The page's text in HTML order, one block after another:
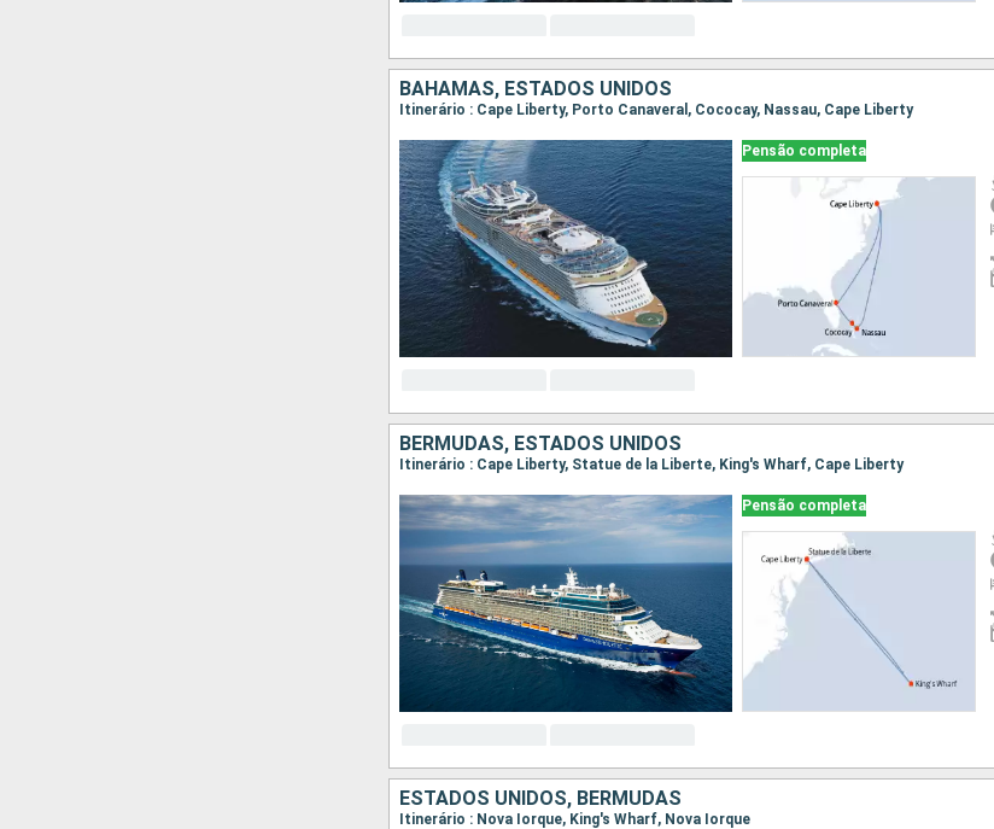
BAHAMAS, ESTADOS UNIDOS
Itinerário : Cape Liberty, Porto Canaveral, Cococay, Nassau, Cape Liberty
Pensão completa
BERMUDAS, ESTADOS UNIDOS
Itinerário : Cape Liberty, Statue de la Liberte, King's Wharf, Cape Liberty
Pensão completa
ESTADOS UNIDOS, BERMUDAS
Itinerário : Nova Iorque, King's Wharf, Nova Iorque